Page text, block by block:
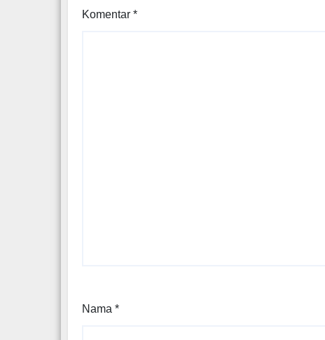
Komentar *
Nama *